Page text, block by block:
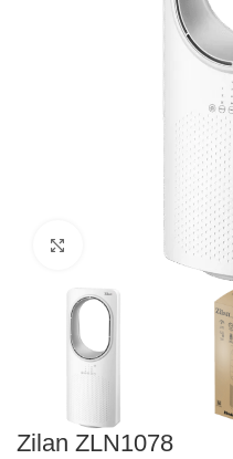
Kliknite za uvećanje
Zilan ZLN1078